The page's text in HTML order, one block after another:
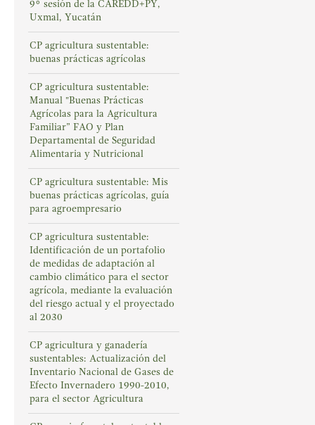
9° sesión de la CAREDD+PY,
Uxmal, Yucatán
CP agricultura sustentable:
buenas prácticas agrícolas
CP agricultura sustentable:
Manual "Buenas Prácticas
Agrícolas para la Agricultura
Familiar” FAO y Plan
Departamental de Seguridad
Alimentaria y Nutricional
CP agricultura sustentable: Mis
buenas prácticas agrícolas, guía
para agroempresario
CP agricultura sustentable:
Identificación de un portafolio
de medidas de adaptación al
cambio climático para el sector
agrícola, mediante la evaluación
del riesgo actual y el proyectado
al 2030
CP agricultura y ganadería
sustentables: Actualización del
Inventario Nacional de Gases de
Efecto Invernadero 1990-2010,
para el sector Agricultura